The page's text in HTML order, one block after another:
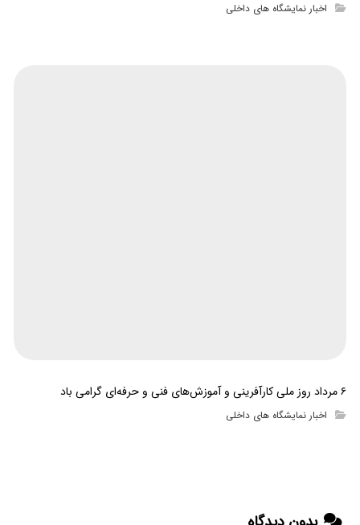
اخبار نمایشگاه های داخلی
۶ مرداد روز ملی کارآفرینی و آموزش‌های فنی و حرفه‌ای گرامی باد
اخبار نمایشگاه های داخلی